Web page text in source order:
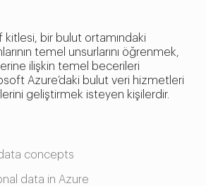
kitlesi, bir bulut ortamındaki
temel unsurlarını öğrenmek,
ilişkin temel becerileri
Azure’daki bulut veri hizmetleri
geliştirmek isteyen kişilerdir.
concepts
data in Azure